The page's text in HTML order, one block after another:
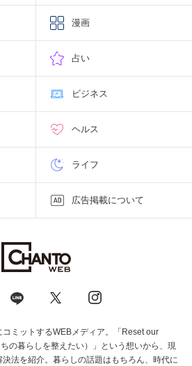
漫画
占い
ビジネス
ヘルス
ライフ
広告掲載について
コミットするWEBメディア。「Reset our
の暮らしを整えたい）」という想いから、現
法を紹介。暮らしの話題はもちろん、時代に